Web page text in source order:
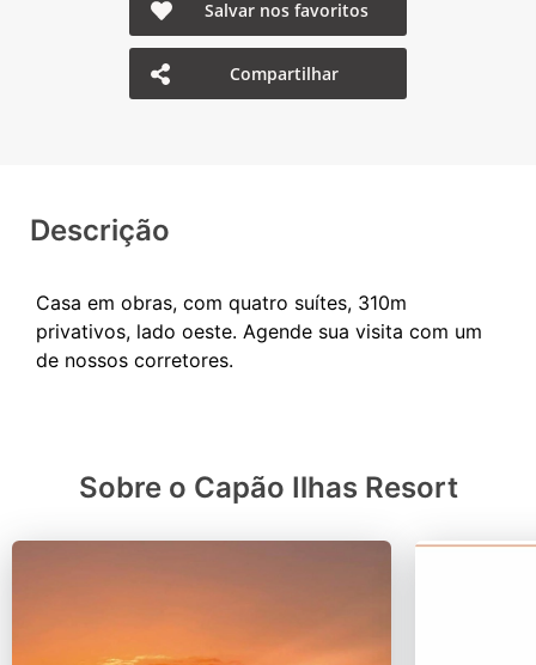
Salvar nos favoritos
Compartilhar
Descrição
Casa em obras, com quatro suítes, 310m
privativos, lado oeste. Agende sua visita com um
Sobre o Capão Ilhas Resort